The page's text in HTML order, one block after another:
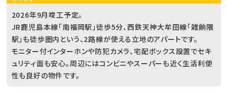
2026年9月竣工予定。
JR鹿児島本線「南福岡駅」徒歩5分、西鉄天神大牟田線「雑餉隈
駅」も徒歩圏内という、2路線が使える立地のアパートです。
モニター付インターホンや防犯カメラ、宅配ボックス設置でセキ
ュリティ面も安心。周辺にはコンビニやスーパーも近く生活利便
性も良好の物件です。